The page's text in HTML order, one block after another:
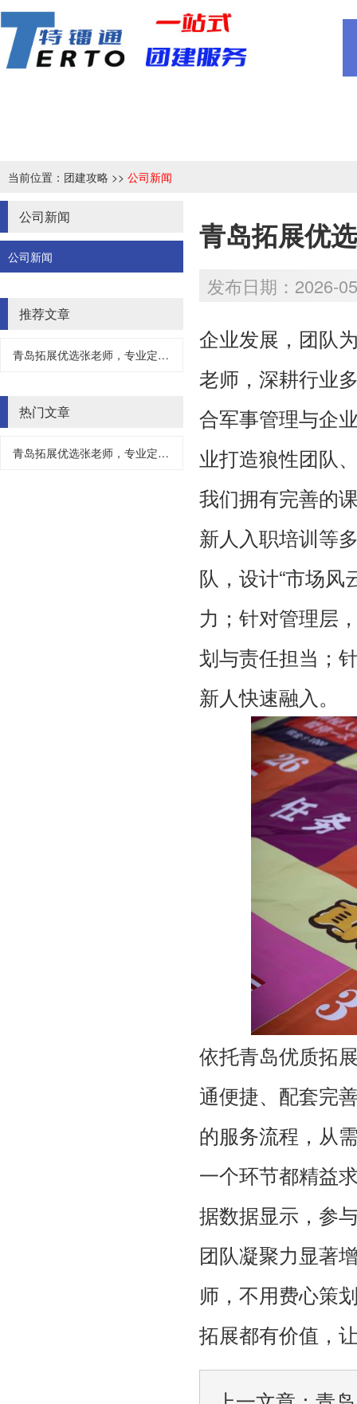
当前位置： 团建攻略 >> 公司新闻
公司新闻
公司新闻
推荐文章
青岛拓展优选张老师，专业定制，不负所托
热门文章
青岛拓展优选张老师，专业定制，不负所托
青岛拓展优
发布日期：2026-
企业发展，团队
老师，深耕行业
合军事管理与企
业打造狼性团队
我们拥有完善的
新人入职培训等
队，设计“市场风
力；针对管理层
划与责任担当；
新人快速融入。
依托青岛优质拓
通便捷、配套完
的服务流程，从
一个环节都精益
据数据显示，参
团队凝聚力显著
师，不用费心策
拓展都有价值，